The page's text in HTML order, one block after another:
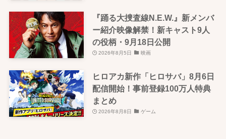
『踊る大捜査線N.E.W.』新メンバ
ー紹介映像解禁！新キャスト9人
の役柄・9月18日公開
2026年8月5日 映画
ヒロアカ新作「ヒロサバ」8月6日
配信開始！事前登録100万人特典
まとめ
2026年8月8日 ゲーム